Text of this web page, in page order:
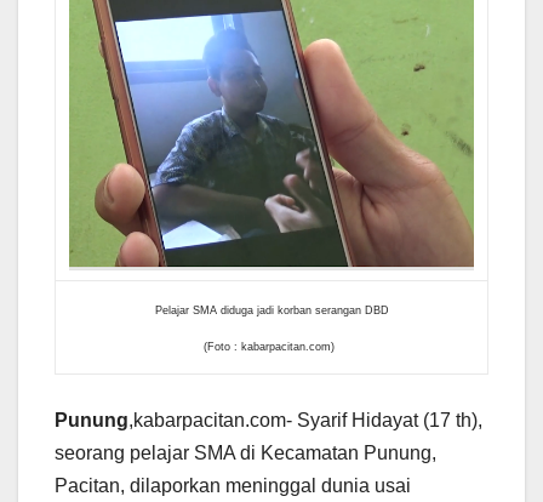
Pelajar SMA diduga jadi korban serangan DBD
(Foto : kabarpacitan.com)
Punung,kabarpacitan.com- Syarif Hidayat (17 th),
seorang pelajar SMA di Kecamatan Punung,
Pacitan, dilaporkan meninggal dunia usai